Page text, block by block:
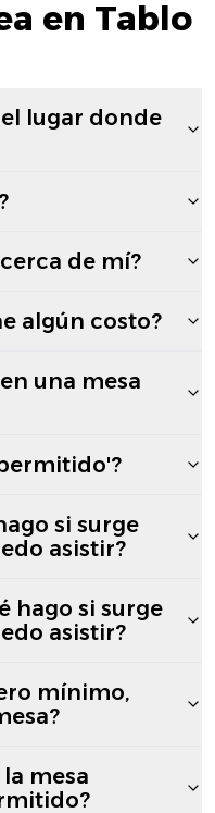
en Tablo
lugar donde
de mí?
algún costo?
una mesa
si surge
asistir?
hago si surge
asistir?
mínimo,
mesa